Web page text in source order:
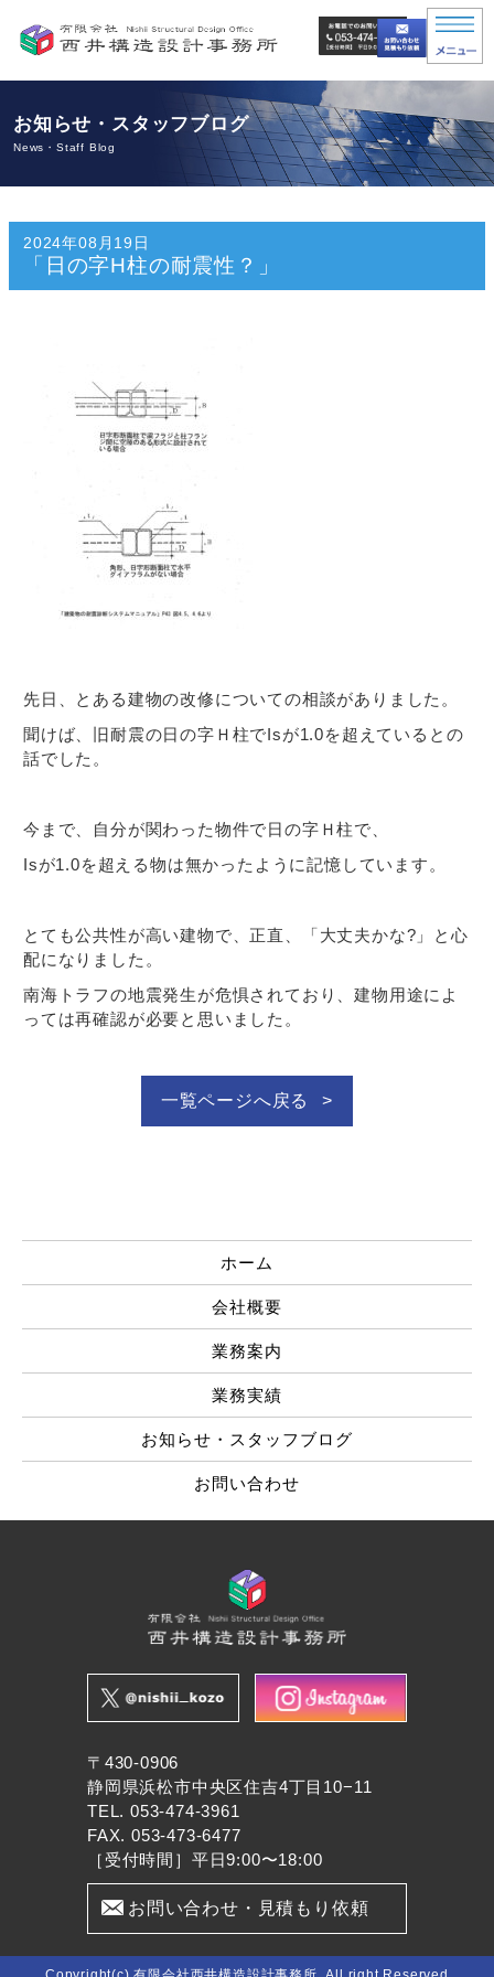
お知らせ・スタッフブログ
News・Staff Blog
2024年08月19日
「日の字H柱の耐震性？」
先日、とある建物の改修についての相談がありました。
聞けば、旧耐震の日の字Ｈ柱でIsが1.0を超えているとの
話でした。
今まで、自分が関わった物件で日の字Ｈ柱で、
Isが1.0を超える物は無かったように記憶しています。
とても公共性が高い建物で、正直、「大丈夫かな?」と心
配になりました。
南海トラフの地震発生が危惧されており、建物用途によ
っては再確認が必要と思いました。
一覧ページへ戻る
ホーム
会社概要
業務案内
業務実績
お知らせ・スタッフブログ
お問い合わせ
〒430-0906
静岡県浜松市中央区住吉4丁目10−11
TEL. 053-474-3961
FAX. 053-473-6477
［受付時間］平日9:00〜18:00
お問い合わせ・見積もり依頼